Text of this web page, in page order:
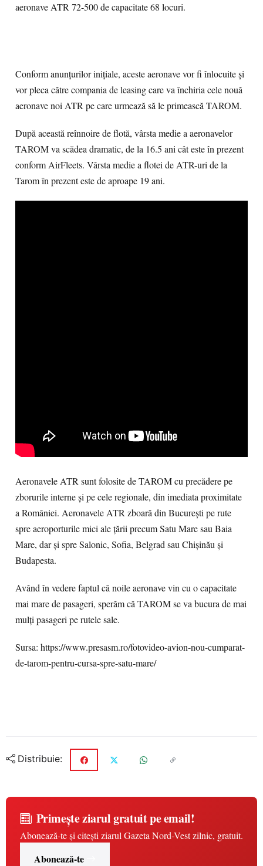
aeronave ATR 72-500 de capacitate 68 locuri.
Conform anunțurilor inițiale, aceste aeronave vor fi înlocuite și
vor pleca către compania de leasing care va închiria cele nouă
aeronave noi ATR pe care urmează să le primească TAROM.
După această reînnoire de flotă, vârsta medie a aeronavelor
TAROM va scădea dramatic, de la 16.5 ani cât este în prezent
conform AirFleets. Vârsta medie a flotei de ATR-uri de la
Tarom în prezent este de aproape 19 ani.
Aeronavele ATR sunt folosite de TAROM cu precădere pe
zborurile interne și pe cele regionale, din imediata proximitate
a României. Aeronavele ATR zboară din București pe rute
spre aeroporturile mici ale țării precum Satu Mare sau Baia
Mare, dar și spre Salonic, Sofia, Belgrad sau Chișinău și
Budapesta.
Având în vedere faptul că noile aeronave vin cu o capacitate
mai mare de pasageri, sperăm că TAROM se va bucura de mai
mulți pasageri pe rutele sale.
Sursa: https://www.presasm.ro/fotovideo-avion-nou-cumparat-
de-tarom-pentru-cursa-spre-satu-mare/
Distribuie:
Primește ziarul gratuit pe email!
Abonează-te și citești ziarul Gazeta Nord-Vest zilnic, gratuit.
Abonează-te